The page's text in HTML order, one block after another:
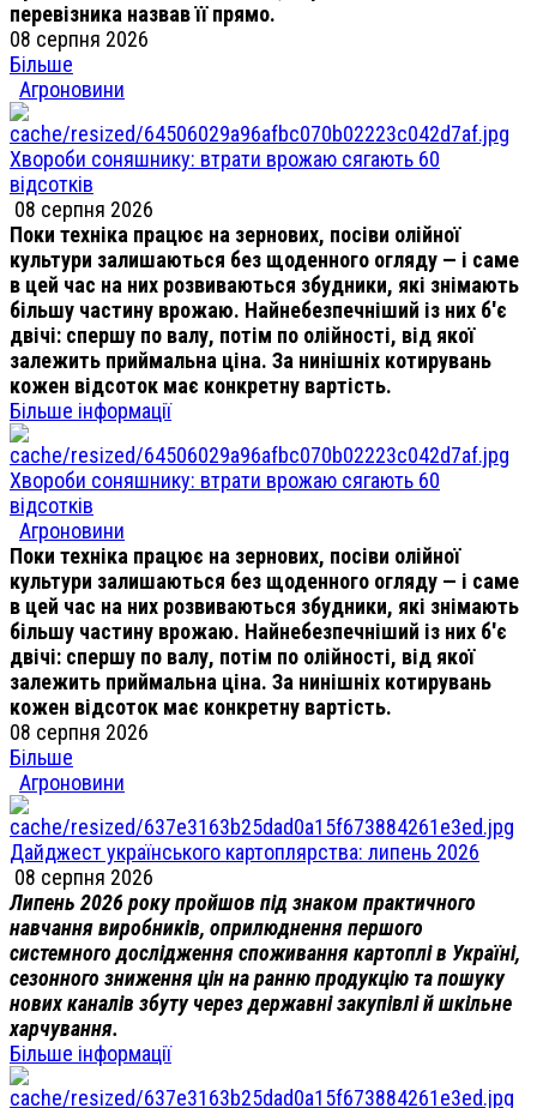
перевізника назвав її прямо.
08 серпня 2026
Більше
Агроновини
Хвороби соняшнику: втрати врожаю сягають 60
відсотків
08 серпня 2026
Поки техніка працює на зернових, посіви олійної
культури залишаються без щоденного огляду — і саме
в цей час на них розвиваються збудники, які знімають
більшу частину врожаю. Найнебезпечніший із них б'є
двічі: спершу по валу, потім по олійності, від якої
залежить приймальна ціна. За нинішніх котирувань
кожен відсоток має конкретну вартість.
Більше інформації
Хвороби соняшнику: втрати врожаю сягають 60
відсотків
Агроновини
Поки техніка працює на зернових, посіви олійної
культури залишаються без щоденного огляду — і саме
в цей час на них розвиваються збудники, які знімають
більшу частину врожаю. Найнебезпечніший із них б'є
двічі: спершу по валу, потім по олійності, від якої
залежить приймальна ціна. За нинішніх котирувань
кожен відсоток має конкретну вартість.
08 серпня 2026
Більше
Агроновини
Дайджест українського картоплярства: липень 2026
08 серпня 2026
Липень 2026 року пройшов під знаком практичного
навчання виробників, оприлюднення першого
системного дослідження споживання картоплі в Україні,
сезонного зниження цін на ранню продукцію та пошуку
нових каналів збуту через державні закупівлі й шкільне
харчування.
Більше інформації